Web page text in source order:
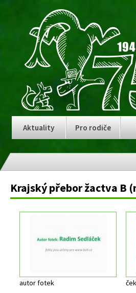
Aktuality Pro rodiče
Krajský přebor žactva B
autor fotek